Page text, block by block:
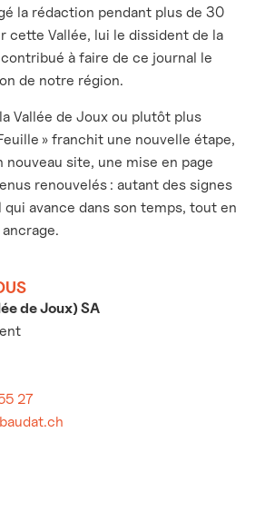
la rédaction pendant plus de 30
cette Vallée, lui le dissident de la
à faire de ce journal le
de notre région.
Vallée de Joux ou plutôt plus
» franchit une nouvelle étape,
nouveau site, une mise en page
renouvelés : autant des signes
qui avance dans son temps, tout en
de Joux) SA
27